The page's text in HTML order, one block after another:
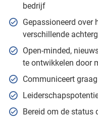
bedrijf
Gepassioneerd over
verschillende
Open-minded,
te ontwikkelen door
Communiceert
Bereid om de status